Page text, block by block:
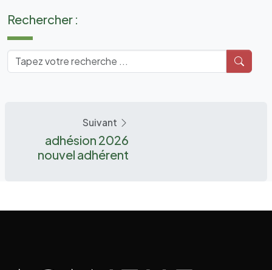
Rechercher :
Suivant
adhésion 2026
nouvel adhérent